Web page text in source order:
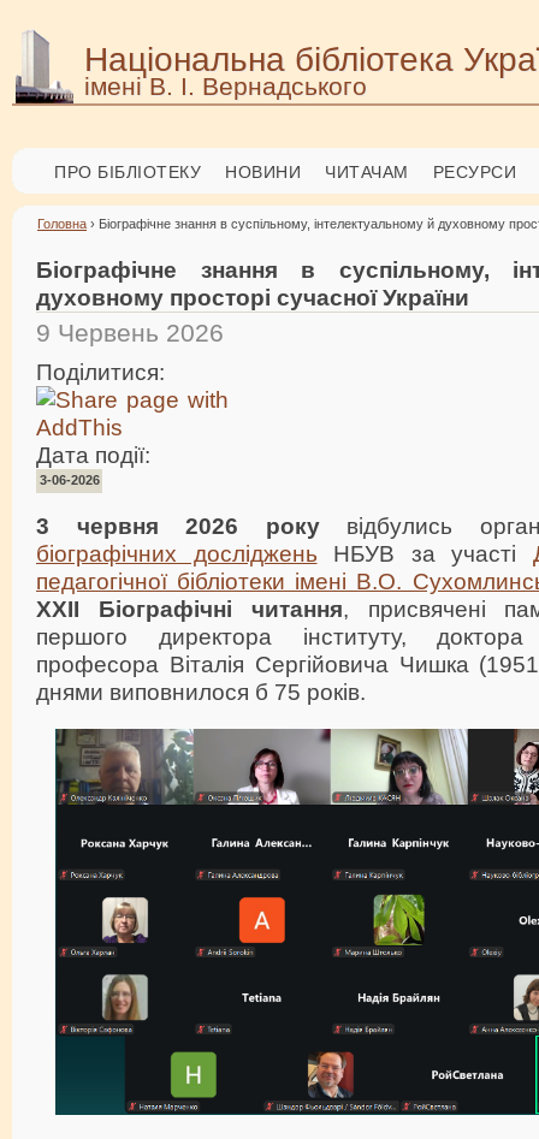
Національна бібліотека
імені В. І. Вернадського
ПРО БІБЛІОТЕКУ НОВИНИ ЧИТАЧАМ РЕСУРСИ
Головна › Біографічне знання в суспільному, інтелектуальному й духовному
Біографічне знання в суспільному,
духовному просторі сучасної України
9 Червень 2026
Поділитися:
Дата події:
3-06-2026
3 червня 2026 рокувідбулись
біографічних досліджень НБУВ за участі
педагогічної бібліотеки імені В.О.
ХХІІ Біографічні читання, присвячені
першого директора інституту,
професора Віталія Сергійовича Чишка
днями виповнилося б 75 років.